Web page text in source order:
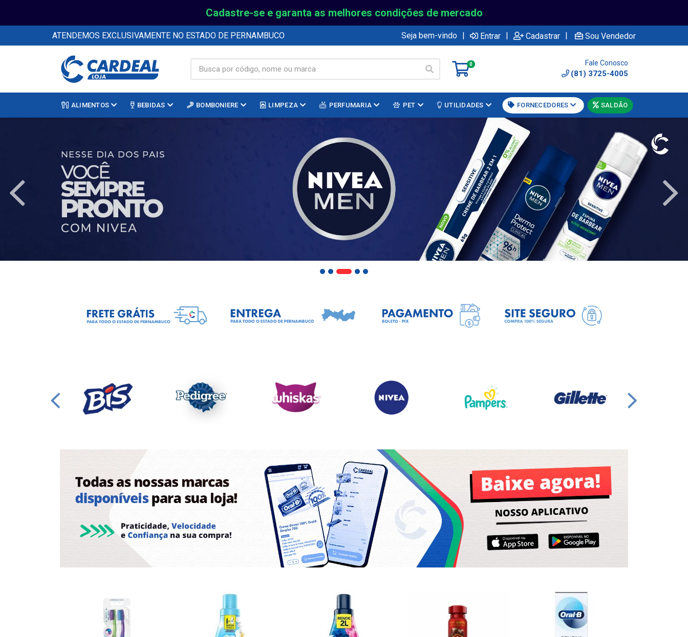
Cadastre-se e garanta as melhores condições de mercado
ATENDEMOS EXCLUSIVAMENTE NO ESTADO DE PERNAMBUCO Seja bem-vindo | Entrar | Cadastrar | Sou Vendedor
0 Fale Conosco
(81) 3725-4005
ALIMENTOS BEBIDAS BOMBONIERE LIMPEZA PERFUMARIA PET UTILIDADES FORNECEDORES SALDÃO